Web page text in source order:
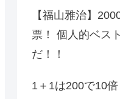
【福山雅治】
票！ 個人的ベス
だ！！
1＋1は200で10